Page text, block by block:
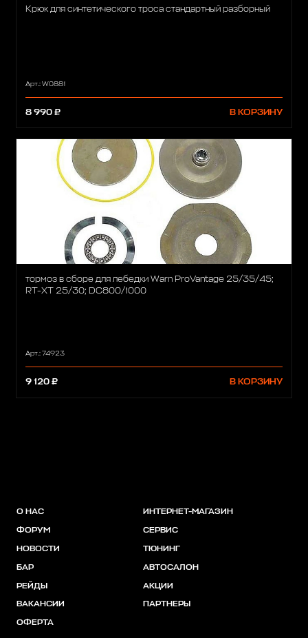
Крюк для синтетического троса стандартный разборный
Арт.: W0881
8 990 ₽ В КОРЗИНУ
тормоз в сборе для лебедки Warn ProVantage 25/35/45;
RT-XT 25/30; DC800/1000
Арт.: 74923
9 120 ₽ В КОРЗИНУ
О НАС
ФОРУМ
НОВОСТИ
БАР
РЕЙДЫ
ВАКАНСИИ
ОФЕРТА
ИНТЕРНЕТ-МАГАЗИН
СЕРВИС
ТЮНИНГ
АВТОСАЛОН
АКЦИИ
ПАРТНЕРЫ